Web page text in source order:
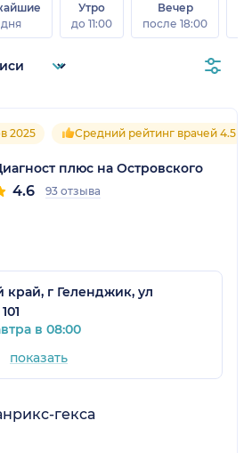
Утро
до 11:00
Вечер
после 18:00
2025 Средний рейтинг врачей 4.5
плюс на Островского
4.6 93 отзыва
край, г Геленджик, ул
в 08:00
показать
гекса